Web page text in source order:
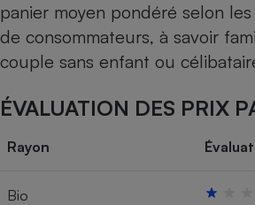
panier moyen pondéré selon
de consommateurs, à savoir
couple sans enfant ou
ÉVALUATION DES PRIX
Rayon
Bio